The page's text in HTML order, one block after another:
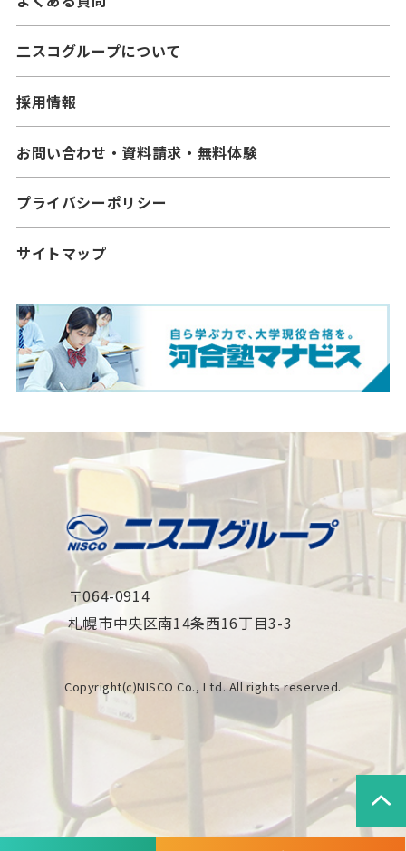
二スコグループについて
採用情報
お問い合わせ・資料請求・無料体験
プライバシーポリシー
サイトマップ
〒064-0914
札幌市中央区南14条西16丁目3-3
Copyright(c)NISCO Co., Ltd. All rights reserved.